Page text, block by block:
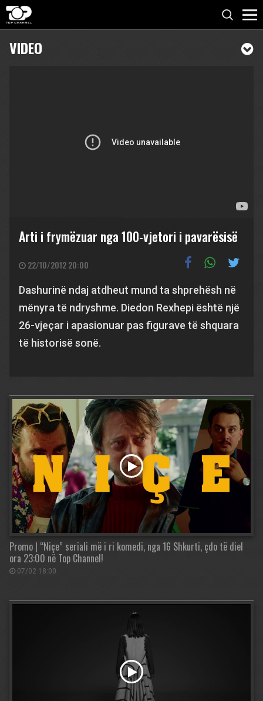
VIDEO
Arti i frymëzuar nga 100-vjetori i pavarësisë
22/10/2012 20:00
Dashurinë ndaj atdheut mund ta shprehësh në
mënyra të ndryshme. Diedon Rexhepi është një
26-vjeçar i apasionuar pas figurave të shquara
të historisë sonë.
Promo | “Niçe” seriali më i ri komedi, nga 16 Shkurti, çdo të diel
ora 23:00 në Top Channel!
07/02 18:00